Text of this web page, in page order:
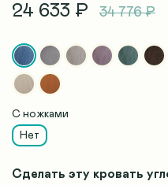
24 633 ₽ 34 776 ₽
С ножками
Нет
Сделать эту кровать